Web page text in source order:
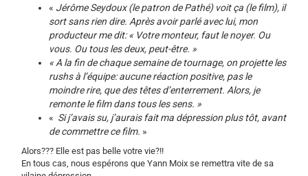
« Jérôme Seydoux (le patron de Pathé) voit ça (le film), il
sort sans rien dire. Après avoir parlé avec lui, mon
producteur me dit: « Votre monteur, faut le noyer. Ou
vous. Ou tous les deux, peut-être. »
« A la fin de chaque semaine de tournage, on projette les
rushs à l’équipe: aucune réaction positive, pas le
moindre rire, que des têtes d’enterrement. Alors, je
remonte le film dans tous les sens. »
« Si j’avais su, j’aurais fait ma dépression plus tôt, avant
de commettre ce film. »
Alors??? Elle est pas belle votre vie?!!
En tous cas, nous espérons que Yann Moix se remettra vite de sa